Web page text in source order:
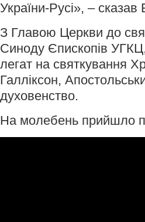
України-Русі», –
З Главою Церкви до
Синоду Єпископів
легат на святкування
Галліксон,
духовенство.
На молебень прийшло